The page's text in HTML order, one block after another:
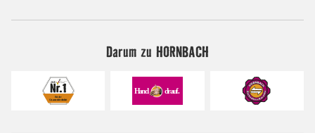
Darum zu HORNBACH